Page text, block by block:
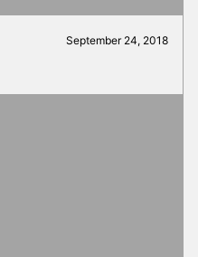
September 24, 2018